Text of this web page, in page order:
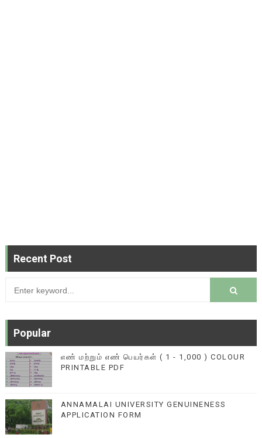
Recent Post
Popular
எண் மற்றும் எண் பெயர்கள் ( 1 - 1,000 ) COLOUR
PRINTABLE PDF
ANNAMALAI UNIVERSITY GENUINENESS
APPLICATION FORM